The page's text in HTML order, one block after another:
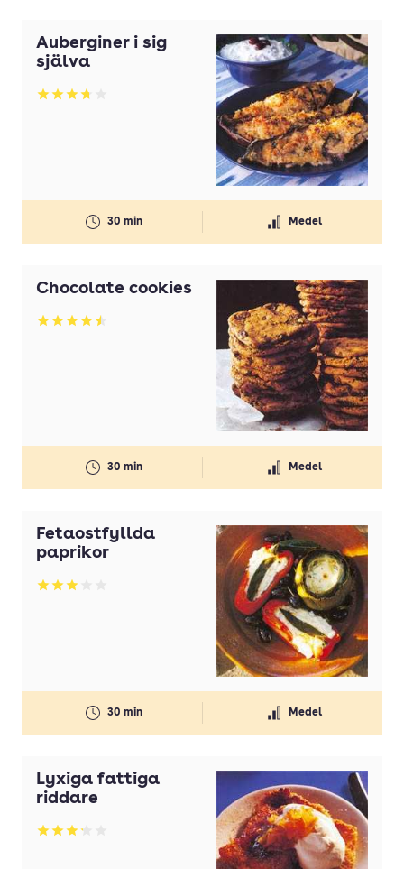
Auberginer i sig
själva
Betyg: 3.73 av 5
30 min Medel
Chocolate cookies
Betyg: 4.5 av 5
30 min Medel
Fetaostfyllda
paprikor
Betyg: 2.96 av 5
30 min Medel
Lyxiga fattiga
riddare
Betyg: 3.21 av 5